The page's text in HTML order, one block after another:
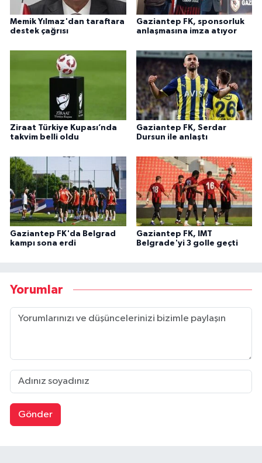
Memik Yılmaz'dan taraftara
destek çağrısı
Gaziantep FK, sponsorluk
anlaşmasına imza atıyor
Ziraat Türkiye Kupası’nda
takvim belli oldu
Gaziantep FK, Serdar
Dursun ile anlaştı
Gaziantep FK'da Belgrad
kampı sona erdi
Gaziantep FK, IMT
Belgrade'yi 3 golle geçti
Yorumlar
Gönder